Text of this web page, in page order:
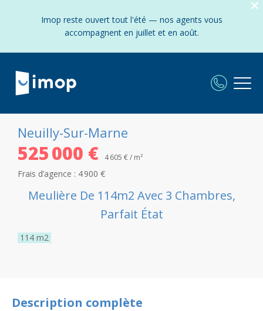
Imop reste ouvert tout l'été — nos agents vous
accompagnent en juillet et en août.
Neuilly-Sur-Marne
525 000 € 4 605 € / m²
Frais d’agence : 4 900 €
Meulière De 114m2 Avec 3 Chambres,
Parfait État
114 m2
Description complète